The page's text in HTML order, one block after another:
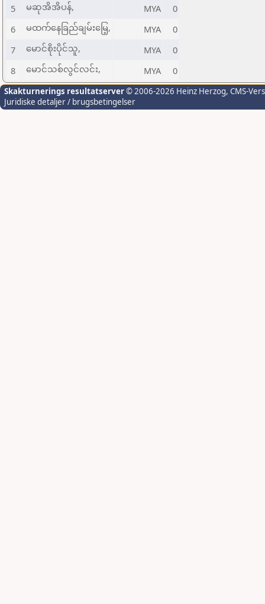
5
မဆုအိအိပန်, MYA
0
6
မထက်နေခြည်ချမ်းမြေ့, MYA
0
7
မောင်စိုးပိုင်သူ, MYA
0
8
မောင်သစ်လွင်လင်း, MYA 0
Skakturnerings resultatserver© 2006-2026 Heinz Herzog, CMS-
Juridiske detaljer / brugsbetingelser